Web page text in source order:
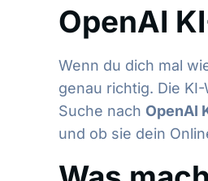
OpenAI
Wenn du dich mal
genau richtig. Die
Suche nach OpenAI
und ob sie dein